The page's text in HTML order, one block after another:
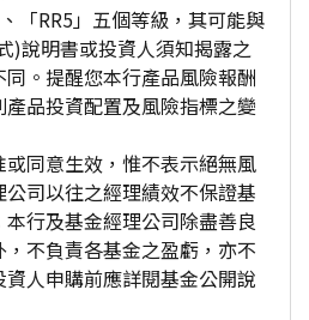
、「RR5」五個等級，其可能與
)說明書或投資人須知揭露之
。提醒您本行產品風險報酬
品投資配置及風險指標之變
同意生效，惟不表示絕無風
司以往之經理績效不保證基
行及基金經理公司除盡善良
不負責各基金之盈虧，亦不
人申購前應詳閱基金公開說